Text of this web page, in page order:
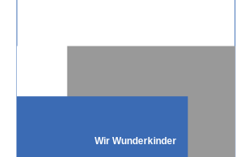
Wir Wunderkinder